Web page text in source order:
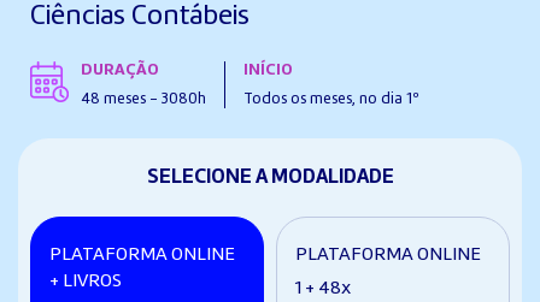
Ciências Contábeis
DURAÇÃO
48 meses - 3080h
INÍCIO
Todos os meses, no dia 1º
SELECIONE A MODALIDADE
PLATAFORMA ONLINE
+ LIVROS
PLATAFORMA ONLINE
1 + 48x